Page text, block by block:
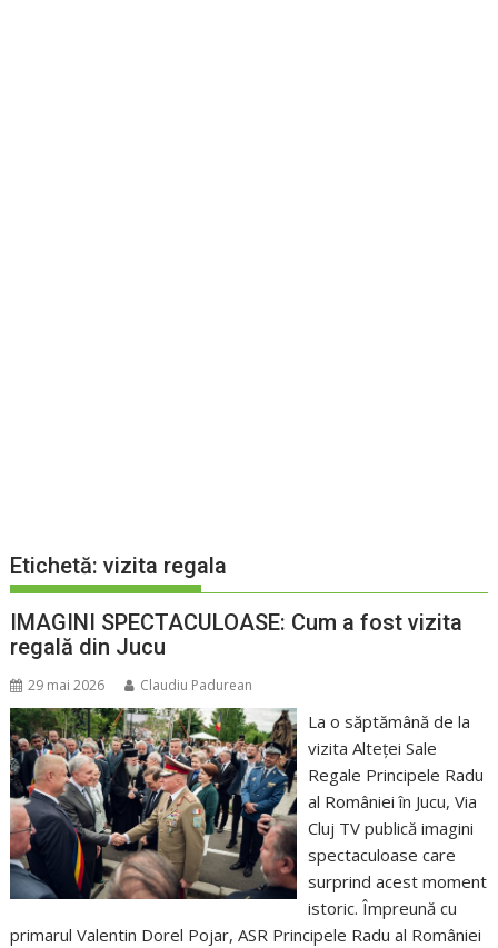
Etichetă:vizita regala
IMAGINI SPECTACULOASE: Cum a fost vizita
regală din Jucu
29 mai 2026 Claudiu Padurean
La o săptămână de la
vizita Alteței Sale
Regale Principele Radu
al României în Jucu, Via
Cluj TV publică imagini
spectaculoase care
surprind acest moment
istoric. Împreună cu
primarul Valentin Dorel Pojar, ASR Principele Radu al României